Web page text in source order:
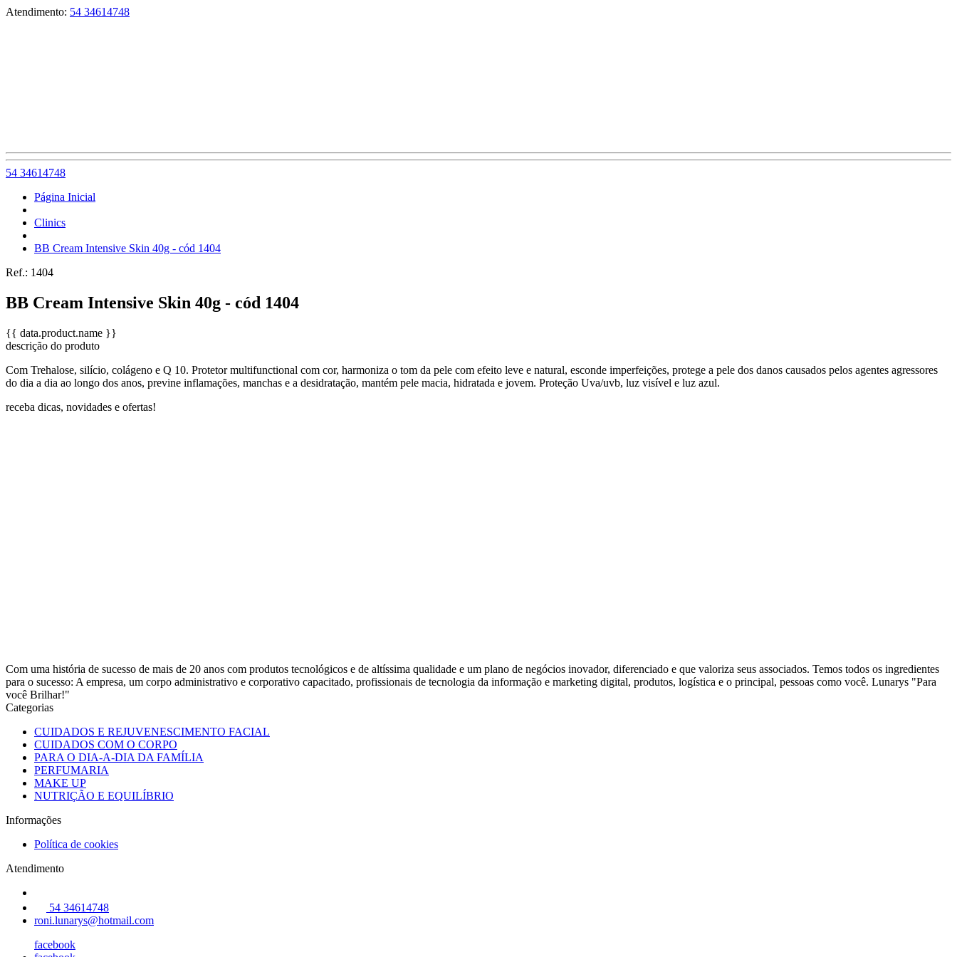
Atendimento: 54 34614748
54 34614748
Página Inicial
Clinics
BB Cream Intensive Skin 40g - cód 1404
Ref.: 1404
BB Cream Intensive Skin 40g - cód 1404
{{ data.product.name }}
descrição do produto
Com Trehalose, silício, colágeno e Q 10. Protetor multifunctional com cor, harmoniza o tom da pele com efeito leve e natural, esconde imperfeições, protege a pele dos danos causados pelos agentes agressores
do dia a dia ao longo dos anos, previne inflamações, manchas e a desidratação, mantém pele macia, hidratada e jovem. Proteção Uva/uvb, luz visível e luz azul.
receba dicas, novidades e ofertas!
Com uma história de sucesso de mais de 20 anos com produtos tecnológicos e de altíssima qualidade e um plano de negócios inovador, diferenciado e que valoriza seus associados. Temos todos os ingredientes
para o sucesso: A empresa, um corpo administrativo e corporativo capacitado, profissionais de tecnologia da informação e marketing digital, produtos, logística e o principal, pessoas como você. Lunarys "Para
você Brilhar!"
Categorias
CUIDADOS E REJUVENESCIMENTO FACIAL
CUIDADOS COM O CORPO
PARA O DIA-A-DIA DA FAMÍLIA
PERFUMARIA
MAKE UP
NUTRIÇÃO E EQUILÍBRIO
Informações
Política de cookies
Atendimento
54 34614748
roni.lunarys@hotmail.com
facebook